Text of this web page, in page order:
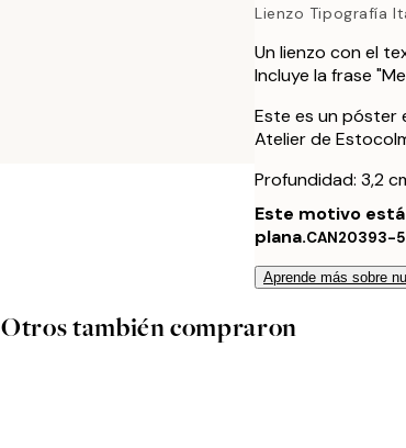
Lienzo Tipografía
Un lienzo con el
Incluye la frase
Este es un póster
Atelier de
Profundidad: 3,2
Este motivo
plana.CAN20393-5
Aprende más sobre
Otros también compraron